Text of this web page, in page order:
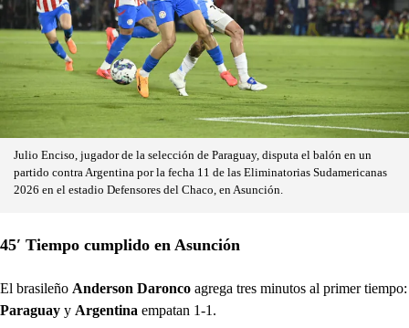
Julio Enciso, jugador de la selección de Paraguay, disputa el balón en un
partido contra Argentina por la fecha 11 de las Eliminatorias Sudamericanas
2026 en el estadio Defensores del Chaco, en Asunción.
45′ Tiempo cumplido en Asunción
El brasileño Anderson Daronco agrega tres minutos al primer tiempo:
Paraguay y Argentina empatan 1-1.